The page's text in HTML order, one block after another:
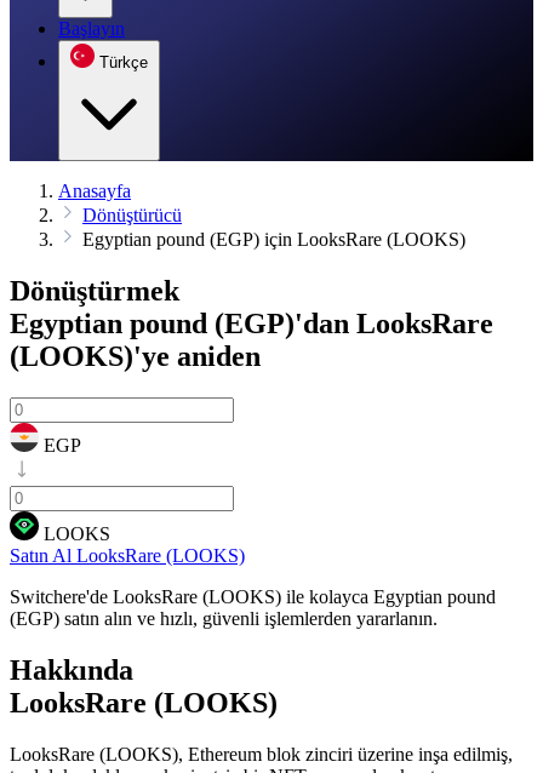
Başlayın
Türkçe
Anasayfa
Dönüştürücü
Egyptian pound (EGP) için LooksRare (LOOKS)
Dönüştürmek
Egyptian pound (EGP)'dan LooksRare
(LOOKS)'ye aniden
EGP
LOOKS
Satın Al LooksRare (LOOKS)
Switchere'de LooksRare (LOOKS) ile kolayca Egyptian pound
(EGP) satın alın ve hızlı, güvenli işlemlerden yararlanın.
Hakkında
LooksRare (LOOKS)
LooksRare (LOOKS), Ethereum blok zinciri üzerine inşa edilmiş,